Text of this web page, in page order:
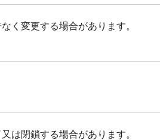
く変更する場合があります。
は閉鎖する場合があります。